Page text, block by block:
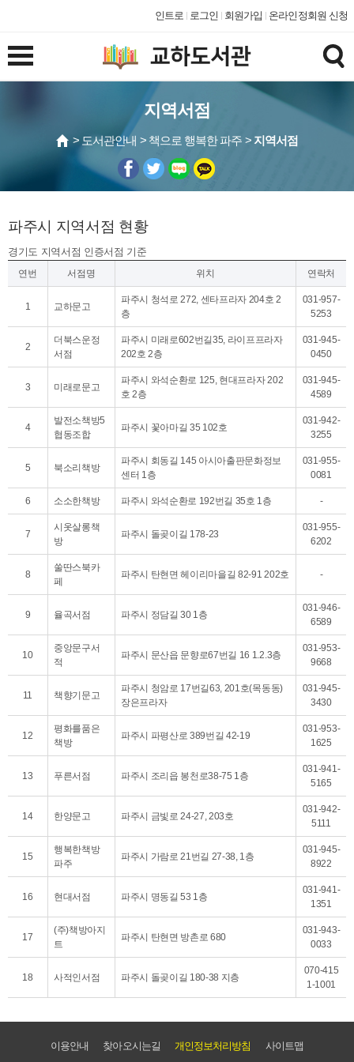
인트로 로그인 회원가입 온라인정회원 신청
지역서점
> 도서관안내 > 책으로 행복한 파주 > 지역서점
파주시 지역서점 현황
경기도 지역서점 인증서점 기준
연번 서점명 위치 연락처
1 교하문고
파주시 청석로 272, 센타프라자 204호 2
층
031-957-
5253
2
더북스운정
서점
파주시 미래로602번길35, 라이프프라자
202호 2층
031-945-
0450
3 미래로문고
파주시 와석순환로 125, 현대프라자 202
호 2층
031-945-
4589
4
발전소책방5
협동조합
파주시 꽃아마길 35 102호
031-942-
3255
5 북소리책방
파주시 회동길 145 아시아출판문화정보
센터 1층
031-955-
0081
6 소소한책방 파주시 와석순환로 192번길 35호 1층 -
7
시옷살롱책
방
파주시 돌곶이길 178-23
031-955-
6202
8
쑬딴스북카
페
파주시 탄현면 헤이리마을길 82-91 202호 -
9 율곡서점 파주시 정담길 30 1층
031-946-
6589
10
중앙문구서
적
파주시 문산읍 문향로67번길 16 1.2.3층
031-953-
9668
11 책향기문고
파주시 청암로 17번길63, 201호(목동동)
장은프라자
031-945-
3430
12
평화를품은
책방
파주시 파평산로 389번길 42-19
031-953-
1625
13 푸른서점 파주시 조리읍 봉천로38-75 1층
031-941-
5165
14 한양문고 파주시 금빛로 24-27, 203호
031-942-
5111
15
행복한책방
파주
파주시 가람로 21번길 27-38, 1층
031-945-
8922
16 현대서점 파주시 명동길 53 1층
031-941-
1351
17
(주)책방아지
트
파주시 탄현면 방촌로 680
031-943-
0033
18 사적인서점 파주시 돌곶이길 180-38 지층
070-415
1-1001
이용안내 찾아오시는길 개인정보처리방침 사이트맵